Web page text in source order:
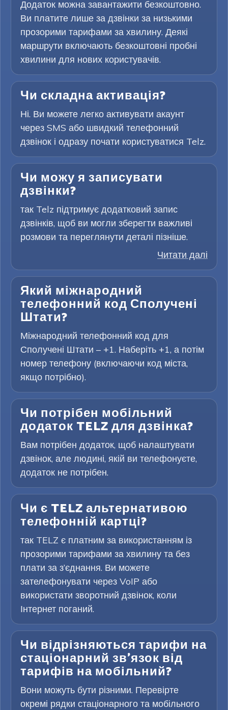
Додаток можна завантажити безкоштовно.
Ви платите лише за дзвінки за низькими
прозорими тарифами за хвилину. Деякі
маршрути включають безкоштовні пробні
хвилини для нових користувачів.
Чи складна активація?
Ні. Ви можете легко активувати акаунт
через SMS або швидкий телефонний
дзвінок і одразу почати користуватися Telz.
Чи можу я записувати
дзвінки?
так Telz підтримує додатковий запис
дзвінків, щоб ви могли зберегти важливі
розмови та переглянути деталі пізніше.
Читати далі
Який міжнародний
телефонний код Сполучені
Штати?
Міжнародний телефонний код для
Сполучені Штати – +1. Наберіть +1, а потім
номер телефону (включаючи код міста,
якщо потрібно).
Чи потрібен мобільний
додаток TELZ для дзвінка?
Вам потрібен додаток, щоб налаштувати
дзвінок, але людині, якій ви телефонуєте,
додаток не потрібен.
Чи є TELZ альтернативою
телефонній картці?
так TELZ є платним за використанням із
прозорими тарифами за хвилину та без
плати за з’єднання. Ви можете
зателефонувати через VoIP або
використати зворотний дзвінок, коли
Інтернет поганий.
Чи відрізняються тарифи на
стаціонарний зв’язок від
тарифів на мобільний?
Вони можуть бути різними. Перевірте
окремі рядки стаціонарного та мобільного